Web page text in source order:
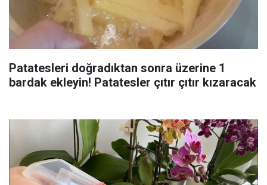
Patatesleri doğradıktan sonra üzerine 1
bardak ekleyin! Patatesler çıtır çıtır kızaracak